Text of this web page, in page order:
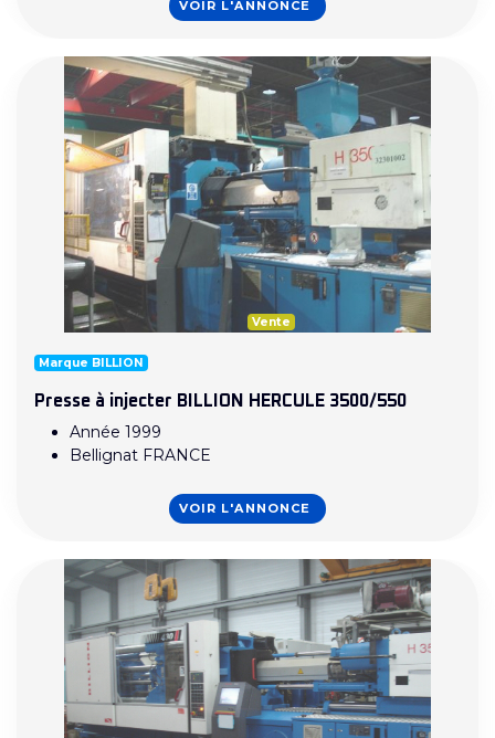
VOIR L'ANNONCE
Vente
Marque BILLION
Presse à injecter BILLION HERCULE 3500/550
Année 1999
Bellignat FRANCE
VOIR L'ANNONCE